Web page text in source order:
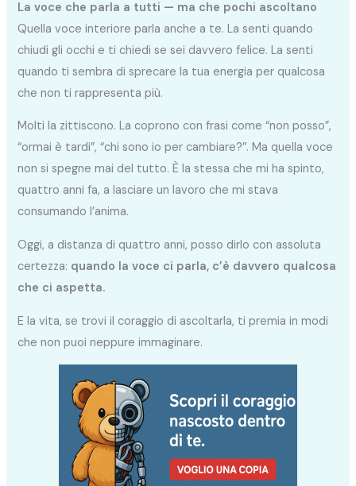
La voce che parla a tutti — ma che pochi ascoltano
Quella voce interiore parla anche a te. La senti quando
chiudi gli occhi e ti chiedi se sei davvero felice. La senti
quando ti sembra di sprecare la tua energia per qualcosa
che non ti rappresenta più.
Molti la zittiscono. La coprono con frasi come “non posso”,
“ormai è tardi”, “chi sono io per cambiare?”. Ma quella voce
non si spegne mai del tutto. È la stessa che mi ha spinto,
quattro anni fa, a lasciare un lavoro che mi stava
consumando l’anima.
Oggi, a distanza di quattro anni, posso dirlo con assoluta
certezza: quando la voce ci parla, c’è davvero qualcosa
che ci aspetta.
E la vita, se trovi il coraggio di ascoltarla, ti premia in modi
che non puoi neppure immaginare.